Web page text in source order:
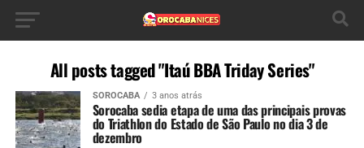
All posts tagged "Itaú BBA Triday Series"
SOROCABA 3 anos atrás
Sorocaba sedia etapa de uma das principais provas
do Triathlon do Estado de São Paulo no dia 3 de
dezembro